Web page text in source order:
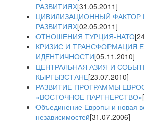
РАЗВИТИЯХ[31.05.2011]
ЦИВИЛИЗАЦИОННЫЙ
РАЗВИТИЯХ[02.05.2011]
ОТНОШЕНИЯ ТУРЦИЯ-НАТО
КРИЗИС И ТРАНСФОРМАЦИЯ
ИДЕНТИЧНОСТИ[05.11.2010]
ЦЕНТРАЛЬНАЯ АЗИЯ И
КЫРГЫЗСТАНЕ[23.07.2010]
РАЗВИТИЕ ПРОГРАММЫ
«ВОСТОЧНОЕ ПАРТНЕРСТВО»
Объединение Европы и новая
независимостей[31.07.2006]